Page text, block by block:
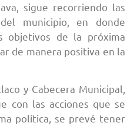
sigue recorriendo las
municipio, en donde
objetivos de la próxima
de manera positiva en la
y Cabecera Municipal,
con las acciones que se
política, se prevé tener